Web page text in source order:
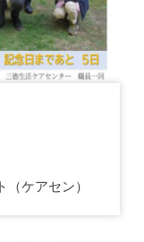
ケアセン）